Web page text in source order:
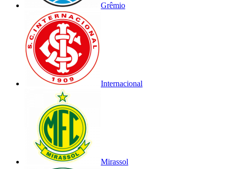
Grêmio
Internacional
Mirassol